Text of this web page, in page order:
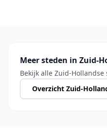
Meer steden in Zuid-
Bekijk alle Zuid-Hollandse
Overzicht Zuid-